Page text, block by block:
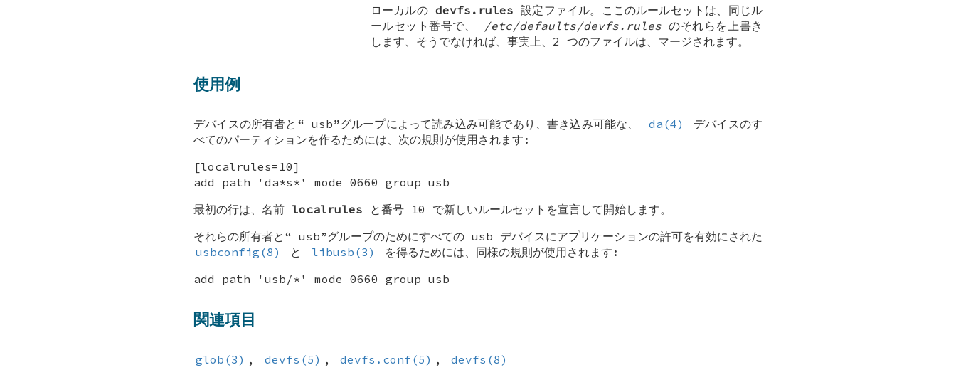
ローカルの devfs.rules 設定ファイル。ここのルールセットは、同じル
ールセット番号で、
/etc/defaults/devfs.rulesのそれらを上書き
します、そうでなければ、事実上、2 つのファイルは、マージされます。
使用例
デバイスの所有者と“ usb”グループによって読み込み可能であり、書き込み可能な、 da(4)
デバイスのす
べてのパーティションを作るためには、次の規則が使用されます:
[localrules=10]
add path 'da*s*' mode 0660 group usb
最初の行は、名前 localrules と番号 10 で新しいルールセットを宣言して開始します。
それらの所有者と“usb”グループのためにすべての usb デバイスにアプリケーションの許可を有効にされた
usbconfig(8)
と libusb(3)
を得るためには、同様の規則が使用されます:
add path 'usb/*' mode 0660 group usb
関連項目
glob(3) , devfs(5) , devfs.conf(5) , devfs(8)